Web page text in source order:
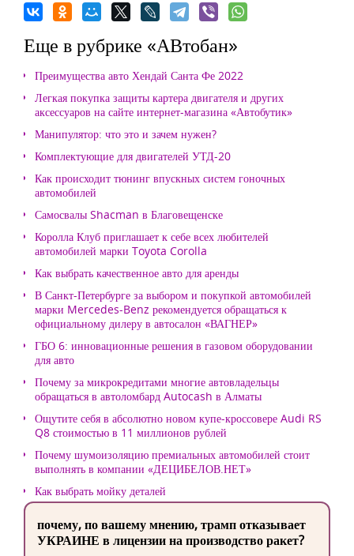
Еще в рубрике «АВтобан»
Преимущества авто Хендай Санта Фе 2022
Легкая покупка защиты картера двигателя и других
аксессуаров на сайте интернет-магазина «Автобутик»
Манипулятор: что это и зачем нужен?
Комплектующие для двигателей УТД-20
Как происходит тюнинг впускных систем гоночных
автомобилей
Самосвалы Shacman в Благовещенске
Королла Клуб приглашает к себе всех любителей
автомобилей марки Toyota Corolla
Как выбрать качественное авто для аренды
В Санкт-Петербурге за выбором и покупкой автомобилей
марки Mercedes-Benz рекомендуется обращаться к
официальному дилеру в автосалон «ВАГНЕР»
ГБО 6: инновационные решения в газовом оборудовании
для авто
Почему за микрокредитами многие автовладельцы
обращаться в автоломбард Autocash в Алматы
Ощутите себя в абсолютно новом купе-кроссовере Audi RS
Q8 стоимостью в 11 миллионов рублей
Почему шумоизоляцию премиальных автомобилей стоит
выполнять в компании «ДЕЦИБЕЛОВ.НЕТ»
Как выбрать мойку деталей
почему, по вашему мнению, трамп отказывает
УКРАИНЕ в лицензии на производство ракет?